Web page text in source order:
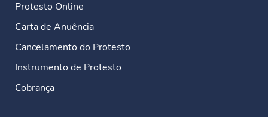
Protesto Online
Carta de Anuência
Cancelamento do Protesto
Instrumento de Protesto
Cobrança